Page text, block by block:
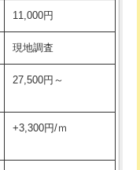
11,000円
現地調査
27,500円～
+3,300円/ｍ